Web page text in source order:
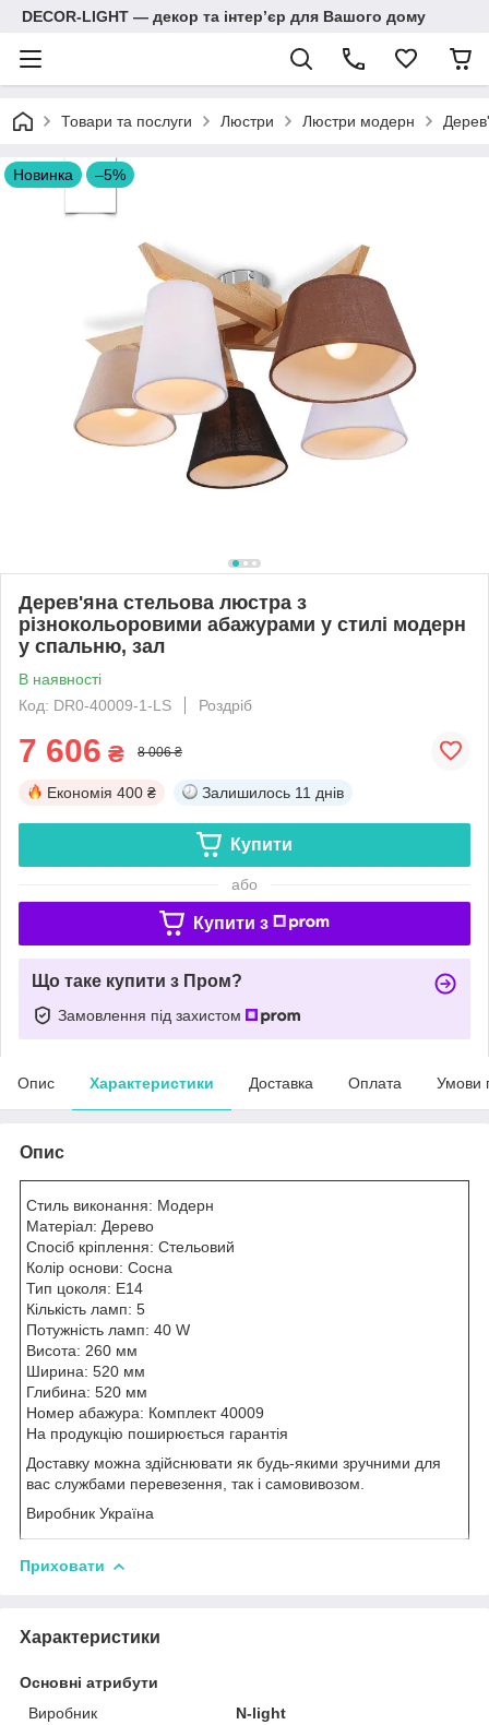
DECOR-LIGHT — декор та інтерʼєр для Вашого дому
Товари та послуги Люстри Люстри модерн
Новинка –5%
Дерев'яна стельова люстра з
різнокольоровими абажурами у стилі модерн
у спальню, зал
В наявності
Код: DR0-40009-1-LS
Роздріб
7 606 ₴ 8 006 ₴
Економія 400 ₴ Залишилось 11 днів
Купити
або
Купити з
Що таке купити з Пром?
Замовлення під захистом
Опис Характеристики Доставка Оплата Умови
Опис
Стиль виконання: Модерн
Матеріал: Дерево
Спосіб кріплення: Стельовий
Колір основи: Сосна
Тип цоколя: E14
Кількість ламп: 5
Потужність ламп: 40 W
Висота: 260 мм
Ширина: 520 мм
Глибина: 520 мм
Номер абажура: Комплект 40009
На продукцію поширюється гарантія
Доставку можна здійснювати як будь-якими зручними для
вас службами перевезення, так і самовивозом.
Виробник Україна
Приховати
Характеристики
Основні атрибути
Виробник
N-light